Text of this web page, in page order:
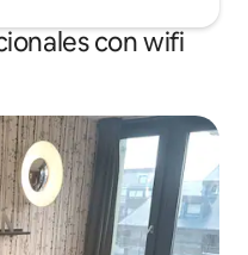
con wifi